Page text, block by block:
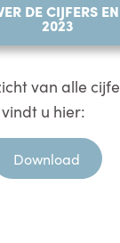
DE CIJFERS
2023
van alle
u hier:
Download